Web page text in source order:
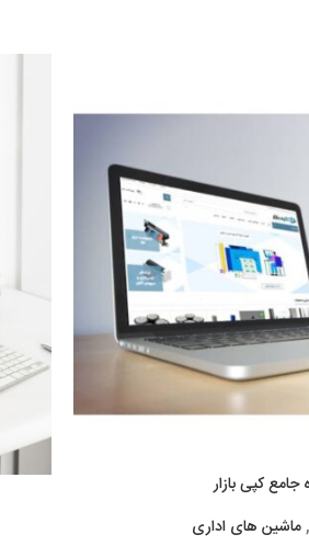
جامع کپی بازار
,ماشین های اداری